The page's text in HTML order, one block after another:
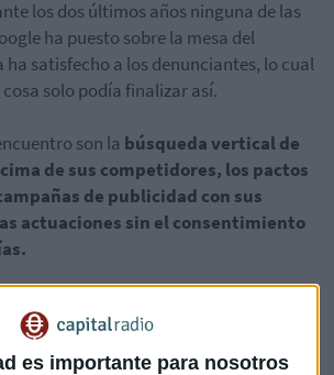
es importante para nosotros
los dos últimos años ninguna de las
ha puesto sobre la mesa del
ha satisfecho a los denunciantes, lo cual
cosa solo podía finalizar así.
son la búsqueda vertical de
de sus competidores, los pactos
de publicidad con sus
actuaciones sin el consentimiento
modelo en la materia aunque yo me
castigando el éxito de una